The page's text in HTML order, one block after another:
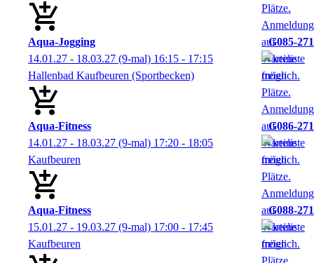
Aqua-Jogging
G085-271
14.01.27 - 18.03.27 (9-mal) 16:15 - 17:15
Hallenbad Kaufbeuren (Sportbecken)
Aqua-Fitness
G086-271
14.01.27 - 18.03.27 (9-mal) 17:20 - 18:05
Kaufbeuren
Aqua-Fitness
G088-271
15.01.27 - 19.03.27 (9-mal) 17:00 - 17:45
Kaufbeuren